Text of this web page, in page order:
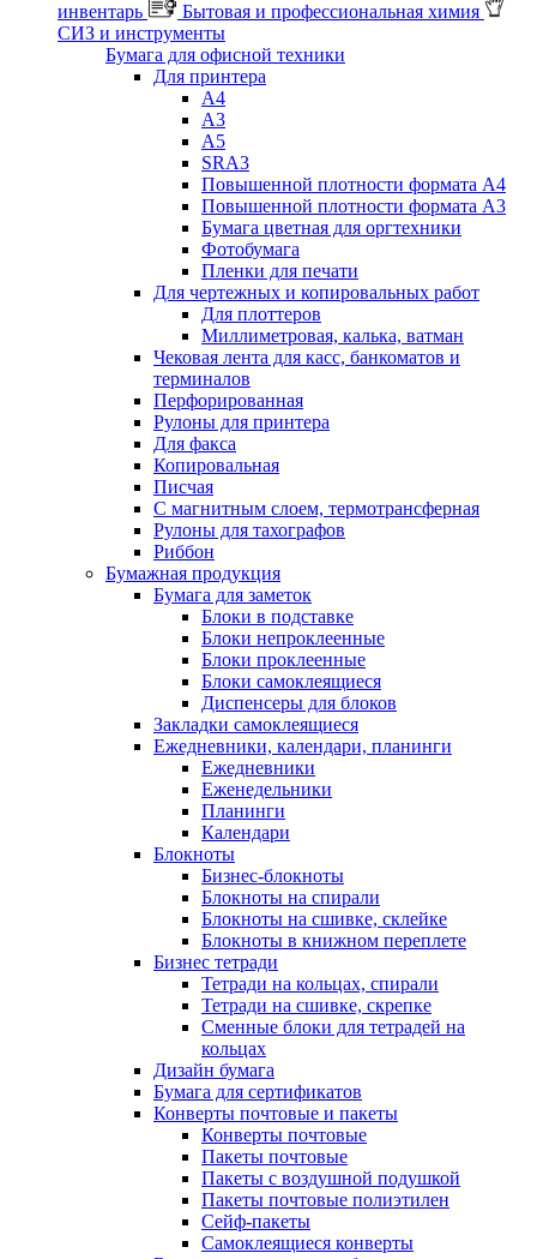
инвентарь
Бытовая и профессиональная химия
СИЗ и инструменты
Бумага для офисной техники
Для принтера
А4
А3
А5
SRA3
Повышенной плотности формата А4
Повышенной плотности формата А3
Бумага цветная для оргтехники
Фотобумага
Пленки для печати
Для чертежных и копировальных работ
Для плоттеров
Миллиметровая, калька, ватман
Чековая лента для касс, банкоматов и
терминалов
Перфорированная
Рулоны для принтера
Для факса
Копировальная
Писчая
С магнитным слоем, термотрансферная
Рулоны для тахографов
Риббон
Бумажная продукция
Бумага для заметок
Блоки в подставке
Блоки непроклеенные
Блоки проклеенные
Блоки самоклеящиеся
Диспенсеры для блоков
Закладки самоклеящиеся
Ежедневники, календари, планинги
Ежедневники
Еженедельники
Планинги
Календари
Блокноты
Бизнес-блокноты
Блокноты на спирали
Блокноты на сшивке, склейке
Блокноты в книжном переплете
Бизнес тетради
Тетради на кольцах, спирали
Тетради на сшивке, скрепке
Сменные блоки для тетрадей на
кольцах
Дизайн бумага
Бумага для сертификатов
Конверты почтовые и пакеты
Конверты почтовые
Пакеты почтовые
Пакеты с воздушной подушкой
Пакеты почтовые полиэтилен
Сейф-пакеты
Самоклеящиеся конверты